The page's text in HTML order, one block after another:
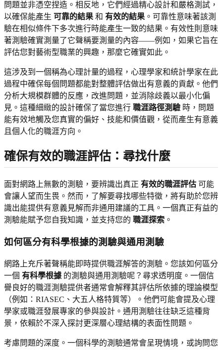
問題並非憑空捏造。相反地，它們經過精心設計和嚴格測試，
以確保能產生 可靠的結果 和 有效的結果 。可靠性意味著該測
驗在相似條件下多次進行時能產生一致的結果。有效性則意味
著測驗確實測量了它聲稱要測量的內容——例如，如果它旨在
評估您對藝術型職業的興趣，那麼它確實如此。
這涉及到一個稱為心理計量的過程，心理學家和統計學家在此
過程中確保每個問題都能對整體評估做出有意義的貢獻。他們
分析大規模群體的反應，改進問題，並消除歧義以最小化偏
見。這種細緻的設計確保了當您進行 職涯路徑測驗 時，問題
能有效地觸及您真實的偏好、技能和價值觀，從而產生有意義
且個人化的職涯方向。
確保有效的職涯評估：尋找什麼
面對網路上無數的測驗，要辨識出真正 有效的職涯評估 可能
會讓人望而生畏。然而，了解要尋找哪些特徵，將有助於您辨
識出能提供有意義見解而非通用建議的工具。一個真正有益的
測驗能賦予您自我知識，並支持您的 職涯探索 。
如何區分有科學根據的測驗與通用測驗
網路上充斥著聲稱能即時提供職涯解答的測驗。您該如何區分
一個 有科學根據 的測驗與通用測驗呢？尋求透明度。一個信
譽良好的職涯測驗提供者通常會解釋其評估所依據的理論模型
（例如：RIASEC、大五人格特質等）。他們可能會提及心理
學家或職涯發展專家的參與設計。通用測驗往往缺乏這種背
景，依賴於不深入探討更深層心理結構的表面性問題。
考慮問題的深度。一個科學的測驗通常會呈現情境，或詢問您